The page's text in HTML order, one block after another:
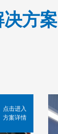
决方案
点击进入
方案详情